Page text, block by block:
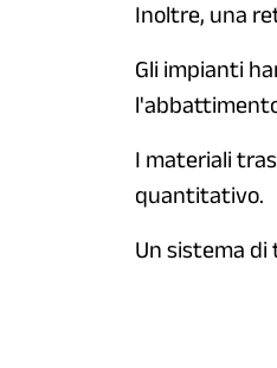
Inoltre, una
Gli impianti
I materiali
quantitativo.
Un sistema di